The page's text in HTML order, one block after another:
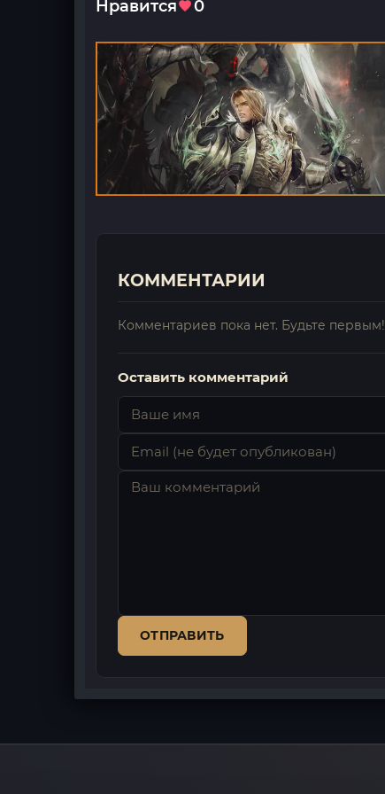
Нравится 0
КОММЕНТАРИИ
Комментариев пока нет. Будьте первым!
Оставить комментарий
ОТПРАВИТЬ